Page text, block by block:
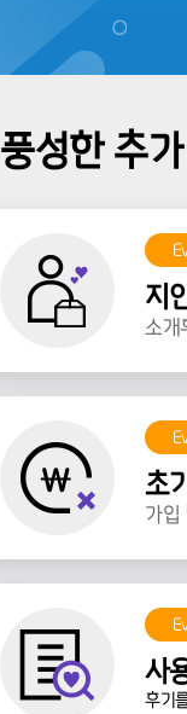
풍성한 추
지
소개
초
가입
사
후기